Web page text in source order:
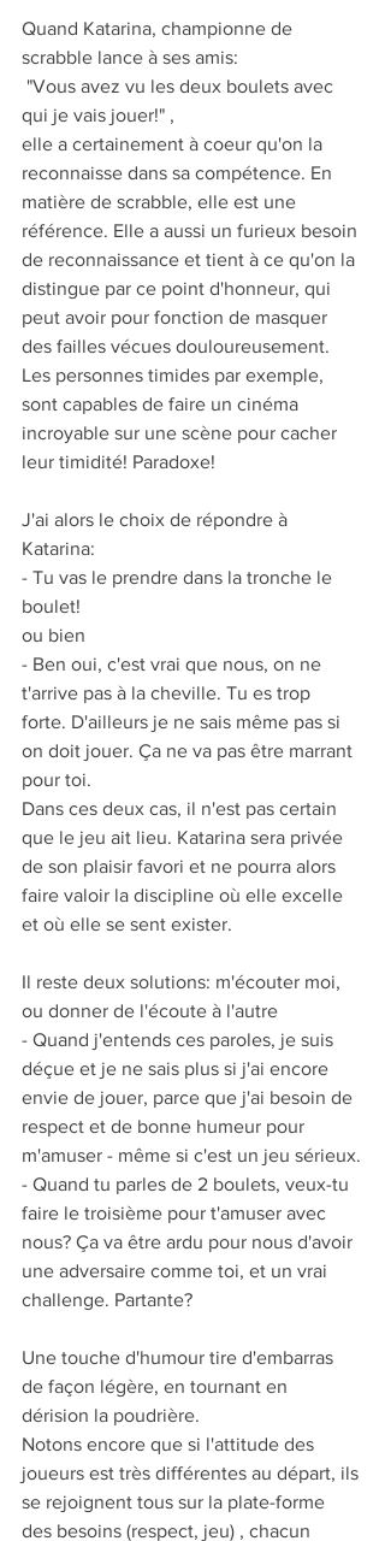
Quand Katarina, championne de
scrabble lance à ses amis:
qui je vais jouer!" ,
elle a certainement à coeur qu'on la
reconnaisse dans sa compétence. En
matière de scrabble, elle est une
référence. Elle a aussi un furieux besoin
de reconnaissance et tient à ce qu'on la
distingue par ce point d'honneur, qui
peut avoir pour fonction de masquer
des failles vécues douloureusement.
Les personnes timides par exemple,
sont capables de faire un cinéma
incroyable sur une scène pour cacher
leur timidité! Paradoxe!
J'ai alors le choix de répondre à
Katarina:
- Tu vas le prendre dans la tronche le
boulet!
ou bien
- Ben oui, c'est vrai que nous, on ne
t'arrive pas à la cheville. Tu es trop
forte. D'ailleurs je ne sais même pas si
on doit jouer. Ça ne va pas être marrant
pour toi.
Dans ces deux cas, il n'est pas certain
que le jeu ait lieu. Katarina sera privée
de son plaisir favori et ne pourra alors
faire valoir la discipline où elle excelle
et où elle se sent exister.
Il reste deux solutions: m'écouter moi,
ou donner de l'écoute à l'autre
- Quand j'entends ces paroles, je suis
déçue et je ne sais plus si j'ai encore
envie de jouer, parce que j'ai besoin de
respect et de bonne humeur pour
m'amuser - même si c'est un jeu sérieux.
- Quand tu parles de 2 boulets, veux-tu
faire le troisième pour t'amuser avec
nous? Ça va être ardu pour nous d'avoir
une adversaire comme toi, et un vrai
challenge. Partante?
Une touche d'humour tire d'embarras
de façon légère, en tournant en
dérision la poudrière.
Notons encore que si l'attitude des
joueurs est très différentes au départ, ils
se rejoignent tous sur la plate-forme
des besoins (respect, jeu) , chacun